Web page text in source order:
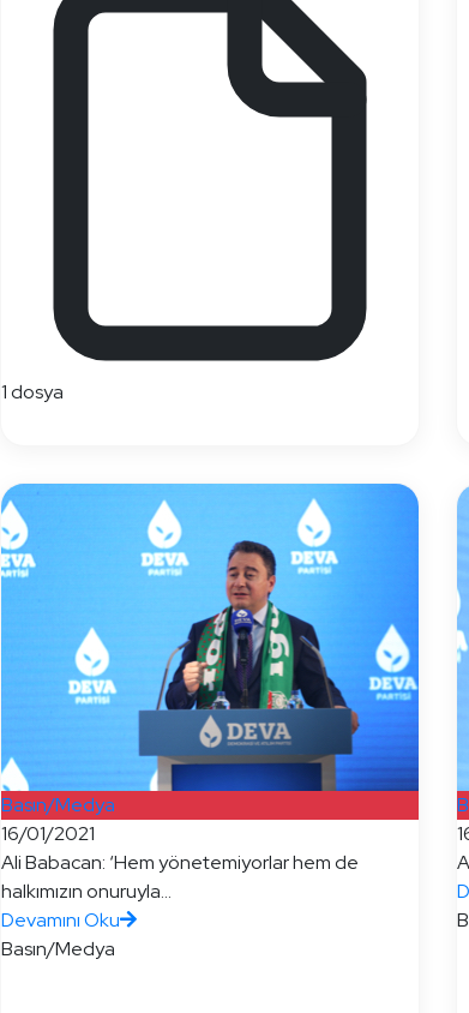
1 dosya
Basın/Medya
16/01/2021
Ali Babacan: ‘Hem yönetemiyorlar hem de
halkımızın onuruyla...
Devamını Oku
Basın/Medya